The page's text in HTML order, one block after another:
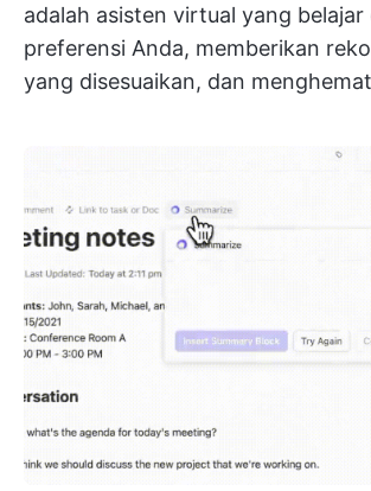
adalah asisten virtual yang belajar
preferensi Anda, memberikan
yang disesuaikan, dan